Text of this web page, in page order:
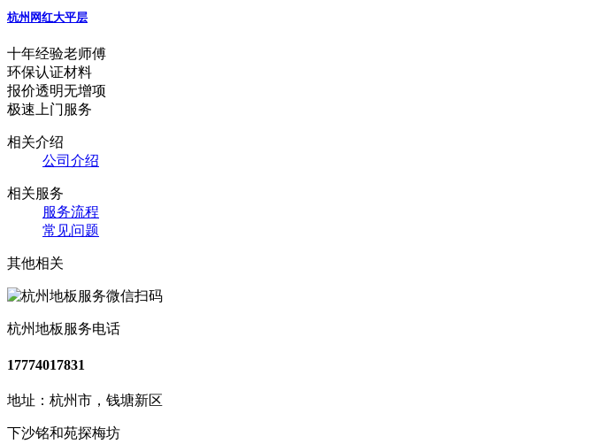
杭州网红大平层
十年经验老师傅
环保认证材料
报价透明无增项
极速上门服务
相关介绍
公司介绍
相关服务
服务流程
常见问题
其他相关
杭州地板服务电话
17774017831
地址：杭州市，钱塘新区
下沙铭和苑探梅坊